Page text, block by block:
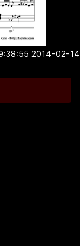
2014-02-14